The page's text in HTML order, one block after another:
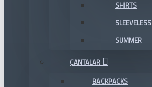
SHIRTS
SLEEVELESS
SUMMER
ÇANTALAR
BACKPACKS